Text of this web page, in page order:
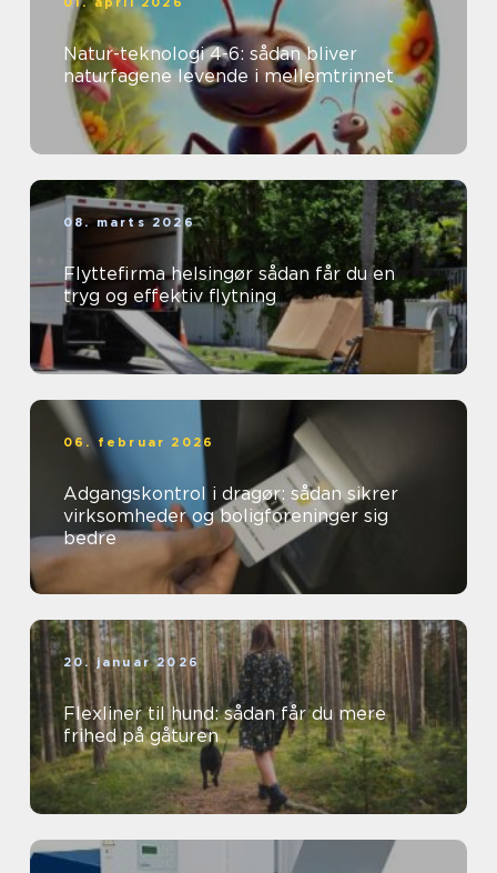
Natur-teknologi 4-6: sådan bliver
naturfagene levende i mellemtrinnet
08. marts 2026
Flyttefirma helsingør sådan får du en
tryg og effektiv flytning
06. februar 2026
Adgangskontrol i dragør: sådan sikrer
virksomheder og boligforeninger sig
bedre
20. januar 2026
Flexliner til hund: sådan får du mere
frihed på gåturen